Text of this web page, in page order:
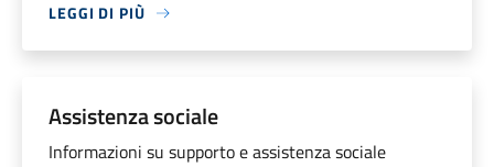
LEGGI DI PIÙ
Assistenza sociale
Informazioni su supporto e assistenza sociale